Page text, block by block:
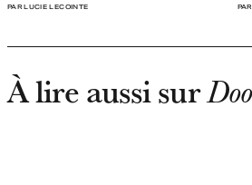
PAR LUCIE LECOINTE
À lire aussi sur